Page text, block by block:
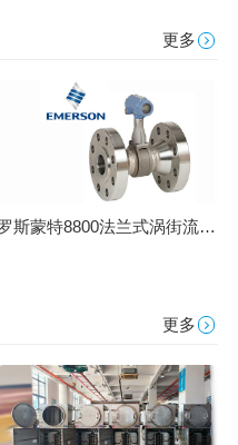
更多
罗斯蒙特8800法兰式涡街流量计
更多